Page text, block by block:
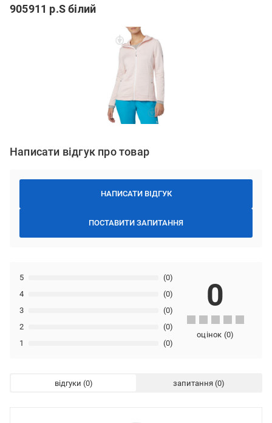
905911 р.S білий
Написати відгук про товар
НАПИСАТИ ВІДГУК
ПОСТАВИТИ ЗАПИТАННЯ
1 (0)
2 (0)
3 (0)
4 (0)
5 (0)
0
оцінок (0)
відгуки запитання